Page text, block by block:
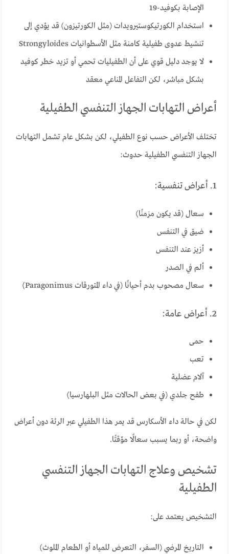
الإصابة بكوفيد-19
استخدام الكورتيكوستيرويدات (مثل الكورتيزون) قد يؤدي إلى
تنشيط عدوى طفيلية كامنة مثل الأسطوانيات Strongyloides
لا يوجد دليل قوي على أن الطفيليات تحمي أو تزيد خطر كوفيد
بشكل مباشر، لكن التفاعل المناعي معقد
أعراض التهابات الجهاز التنفسي الطفيلية
تختلف الأعراض حسب نوع الطفيلي، لكن بشكل عام تشمل التهابات
الجهاز التنفسي الطفيلية حدوث:
1. أعراض تنفسية:
سعال (قد يكون مزمنًا)
ضيق في التنفس
أزيز عند التنفس
ألم في الصدر
سعال مصحوب بدم أحيانًا (في داء المتورقات Paragonimus)
2. أعراض عامة:
حمى
تعب
آلام عضلية
طفح جلدي (في بعض الحالات مثل البلهارسيا)
لكن في حالة داء الأسكارس قد يمر هذا الطفيلي عبر الرئة دون أعراض
واضحة، أو ربما يسبب سعالًا مؤقتًا.
تشخيص وعلاج التهابات الجهاز التنفسي
الطفيلية
التشخيص يعتمد على:
التاريخ المرضي (السفر، التعرض للمياه أو الطعام الملوث)